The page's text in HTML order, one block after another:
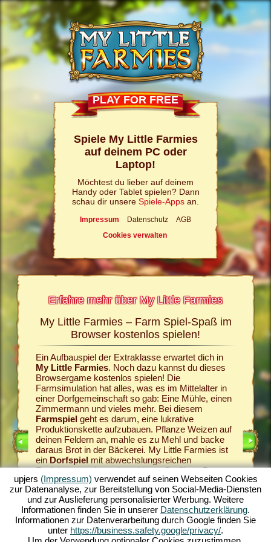
PLAY FOR FREE
Spiele My Little Farmies
auf deinem PC oder
Laptop!
Möchtest du lieber auf deinem
Handy oder Tablet spielen? Dann
schau dir unsere Spiele-Apps an.
Impressum Datenschutz
AGB
Cookies verwalten
Erfahre mehr über My Little Farmies
My
dem
My Little Farmies – Farm Spiel-Spaß im
Browser kostenlos spielen!
Ein Aufbauspiel der Extraklasse erwartet dich in
My Little Farmies. Noch dazu kannst du dieses
Browsergame kostenlos spielen! Die
Farmsimulation hat alles, was es im Mittelalter in
einer Dorfgemeinschaft so gab: Eine Mühle, einen
Zimmermann und vieles mehr. Bei diesem
Farmspielgeht es darum, eine lukrative
Produktionskette aufzubauen. Pflanze Weizen auf
deinen Feldern an, mahle es zu Mehl und backe
daraus Brot in der Bäckerei. My Little Farmies ist
ein Dorfspielmit abwechslungsreichen
Funktionen und wunderschönen Grafiken. Du
gestaltest die Landwirtschaft in all ihren Facetten:
Vom Gemüseanbau bis hin zur Viehzucht. Dabei
triffst du auf traditionelle Nutztiere, wie das
Mangalica-Schwein oder das Wollhuhn. Erschaffe
blühende Landschaften in My Little Farmies –
spiele jetzt kostenlos eines der schönstenOnline
Die
sollst
Wein im
aus.
gehört,
liefern
sorgen
wird.
edle
My
deinen
dem
Welt
upjers (Impressum) verwendet auf seinen Webseiten Cookies
zur Datenanalyse, zur Bereitstellung von Social-Media-Diensten
und zur Auslieferung personalisierter Werbung. Weitere
Informationen finden Sie in unserer Datenschutzerklärung.
Informationen zur Datenverarbeitung durch Google finden Sie
unter https://business.safety.google/privacy/.